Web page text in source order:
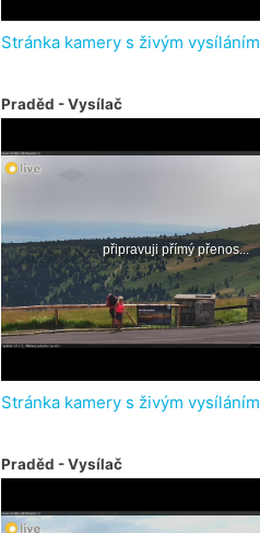
Stránka kamery s živým vysíláním
Praděd - Vysílač
Stránka kamery s živým vysíláním
Praděd - Vysílač